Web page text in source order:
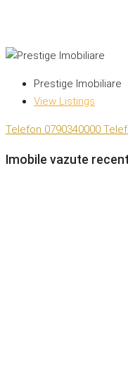
Prestige Imobiliare
View Listings
Telefon 0790340000
Imobile vazute recent